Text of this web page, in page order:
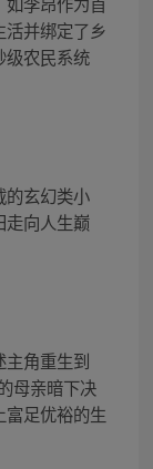
并绑定了乡
级农民系统
的玄幻类小
走向人生巅
主角重生到
母亲暗下决
足优裕的生